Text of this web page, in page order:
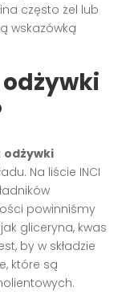
często żel lub
wskazówką
odżywki
Na liście INCI
powinniśmy
gliceryna, kwas
by w składzie
które są